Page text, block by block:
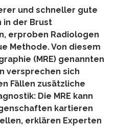
und schneller gute
in der Brust
erproben Radiologen
Methode. Von diesem
(MRE) genannten
versprechen sich
Fällen zusätzliche
Die MRE kann
kartieren
erklären Experten